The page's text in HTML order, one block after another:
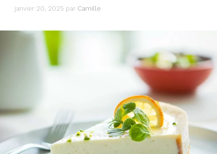
janvier 20, 2025 par Camille